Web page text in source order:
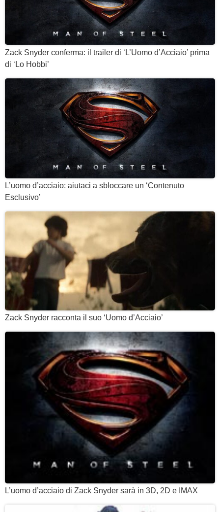
Zack Snyder conferma: il trailer di ‘L’Uomo d’Acciaio’ prima
di ‘Lo Hobbi’
L’uomo d’acciaio: aiutaci a sbloccare un ‘Contenuto
Esclusivo’
Zack Snyder racconta il suo ‘Uomo d’Acciaio’
L’uomo d’acciaio di Zack Snyder sarà in 3D, 2D e IMAX